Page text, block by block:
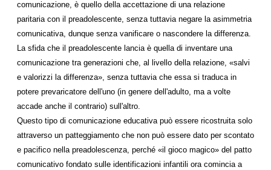
comunicazione, è quello della accettazione di una relazione
paritaria con il preadolescente, senza tuttavia negare la asimmetria
comunicativa, dunque senza vanificare o nascondere la differenza.
La sfida che il preadolescente lancia è quella di inventare una
comunicazione tra generazioni che, al livello della relazione, «salvi
e valorizzi la differenza», senza tuttavia che essa si traduca in
potere prevaricatore dell'uno (in genere dell'adulto, ma a volte
accade anche il contrario) sull'altro.
Questo tipo di comunicazione educativa può essere ricostruita solo
attraverso un patteggiamento che non può essere dato per scontato
e pacifico nella preadolescenza, perché «il gioco magico» del patto
comunicativo fondato sulle identificazioni infantili ora comincia a